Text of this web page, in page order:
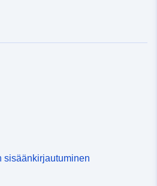
sisäänkirjautuminen